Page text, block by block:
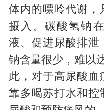
体内的嘌呤代谢，
摄入。碳酸氢钠
液、促进尿酸排泄
钠含量很少，难以
此，对于高尿酸血
靠多喝苏打水和控